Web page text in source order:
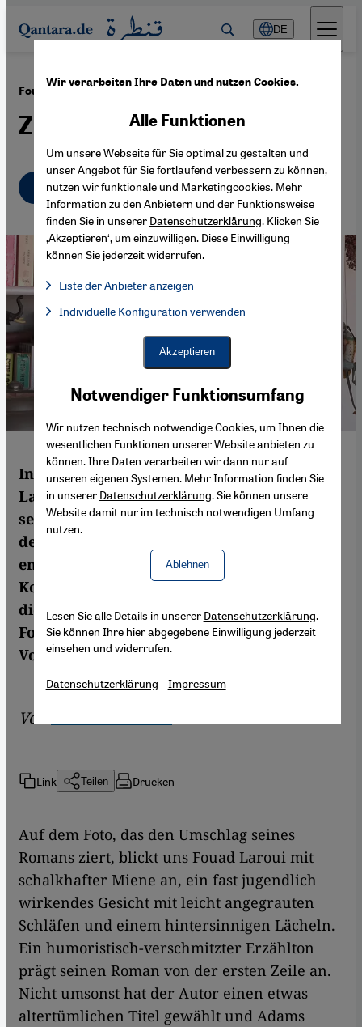
Direkt zum Inhalt springen
DE
Fouad Laroui: "Die Leiden des letzten Sijilmassi" ·15.03.2017
Zurück zu den Wurzeln
Deutsch
In seinem neuen Roman schickt Fouad
Laroui seinen Helden auf die Suche nach
seinen traditionell-arabischen Wurzeln,
denen er als Ingenieur in Casablanca längst
entwachsen schien. Doch bald gerät er in
Konflikt mit politisch-religiösen Parteien,
die ihn zu einer Entscheidung zwischen
Fortschritt und Tradition zwingen wollen.
Von Volker Kaminski
Von
Link Teilen Drucken
Auf dem Foto, das den Umschlag seines
Romans ziert, blickt uns Fouad Laroui mit
schalkhafter Miene an, ein fast jugendlich
wirkendes Gesicht mit leicht angegrauten
Schläfen und einem hintersinnigen Lächeln.
Ein humoristisch-verschmitzter Erzählton
prägt seinen Roman von der ersten Zeile an.
Nicht umsonst hat der Autor einen etwas
altertümlichen Titel gewählt und Adams
Wir verarbeiten Ihre Daten und nutzen Cookies.
Notwendiger Funktionsumfang
Wir nutzen technisch notwendige Cookies, um Ihnen die
wesentlichen Funktionen unserer Website anbieten zu
können. Ihre Daten verarbeiten wir dann nur auf
unseren eigenen Systemen. Mehr Information finden Sie
in unserer Datenschutzerklärung. Sie können unsere
Website damit nur im technisch notwendigen Umfang
nutzen.
Ablehnen
Alle Funktionen
Um unsere Webseite für Sie optimal zu gestalten und
unser Angebot für Sie fortlaufend verbessern zu können,
nutzen wir funktionale und Marketingcookies. Mehr
Information zu den Anbietern und der Funktionsweise
finden Sie in unserer Datenschutzerklärung. Klicken Sie
‚Akzeptieren‘, um einzuwilligen. Diese Einwilligung
können Sie jederzeit widerrufen.
Liste der Anbieter anzeigen
Facebook Embed / Facebook Connect, Google Maps Embed,
Facebook Embed / Facebook Connect
Google Maps Embed
Individuelle Konfiguration verwenden
Akzeptieren
Lesen Sie alle Details in unserer Datenschutzerklärung.
Sie können Ihre hier abgegebene Einwilligung jederzeit
einsehen und widerrufen.
Datenschutzerklärung Impressum